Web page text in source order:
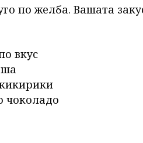
по желба. Вашата
вкус
чоколадо